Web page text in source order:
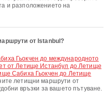
и разположението на
от Istanbul?
от Летище Истанбул до Летище
Сабиха Гьокчен до Летище
летищни маршрути от
връзки за вашето пътуване.